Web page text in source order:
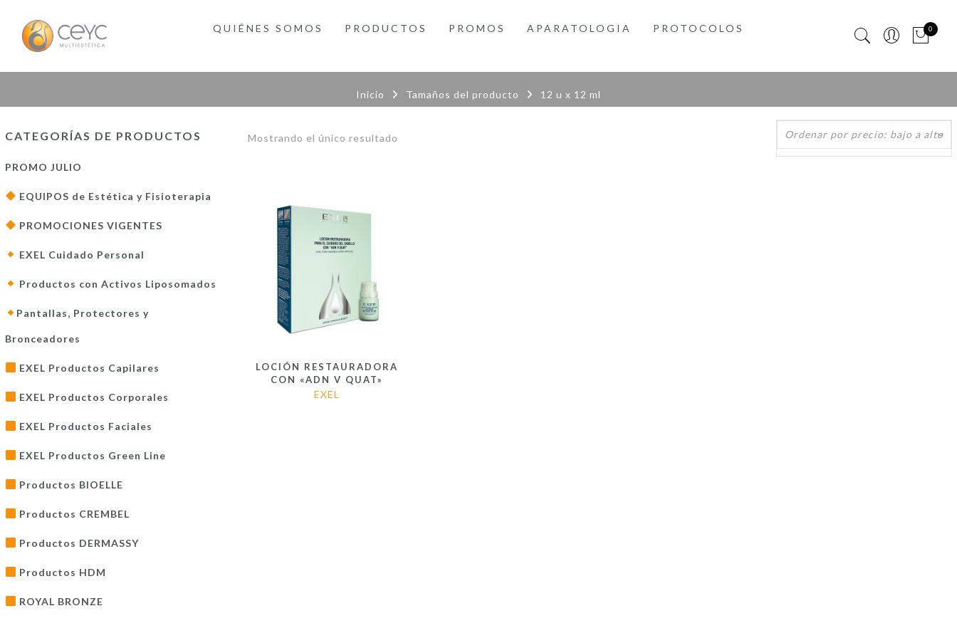
QUIÉNES SOMOS PRODUCTOS PROMOS APARATOLOGIA PROTOCOLOS 0
Inicio Tamaños del producto 12 u x 12 ml
Mostrando el único resultado
LOCIÓN RESTAURADORA
CON «ADN V QUAT»
EXEL
CATEGORÍAS DE PRODUCTOS
PROMO JULIO
EQUIPOS de Estética y Fisioterapia
PROMOCIONES VIGENTES
EXEL Cuidado Personal
Productos con Activos Liposomados
Pantallas, Protectores y
Bronceadores
EXEL Productos Capilares
EXEL Productos Corporales
EXEL Productos Faciales
EXEL Productos Green Line
Productos BIOELLE
Productos CREMBEL
Productos DERMASSY
Productos HDM
ROYAL BRONZE